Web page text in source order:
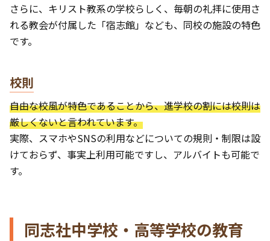
さらに、キリスト教系の学校らしく、毎朝の礼拝に使用さ
れる教会が付属した「宿志館」なども、同校の施設の特色
です。
校則
自由な校風が特色であることから、進学校の割には校則は
厳しくないと言われています。
実際、スマホやSNSの利用などについての規則・制限は設
けておらず、事実上利用可能ですし、アルバイトも可能で
す。
同志社中学校・高等学校の教育